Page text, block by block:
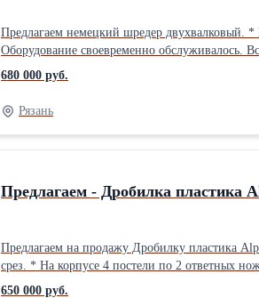
Предлагаем немецкий шредер двухвалковый. * Рабочая ширина валков 500 мм. * Два ряда когтей по 25 шт. на валах и два ряда ответных на корпусе. В хорошем состоянии.
Оборудование своевременно обслуживалось.
680 000 руб.
Рязань
Предлагаем - Дробилка пластика
Предлагаем на продажу Дробилку пластика Alpine, 600 мм, 30 кВт * Размер окна: 650*350 мм. * Длина рабочей
срез. * На корпусе 4 постели по 2 ответных
перегрузки. * Бункер под пневмотранспорт.
650 000 руб.